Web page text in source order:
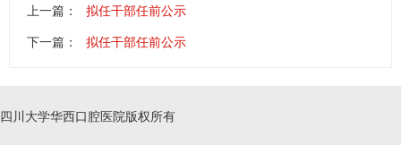
上一篇： 拟任干部任前公示
下一篇： 拟任干部任前公示
四川大学华西口腔医院版权所有